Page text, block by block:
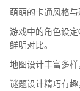
萌萌的卡通风格
游戏中的角色设
鲜明对比。
地图设计丰富多
谜题设计精巧有趣